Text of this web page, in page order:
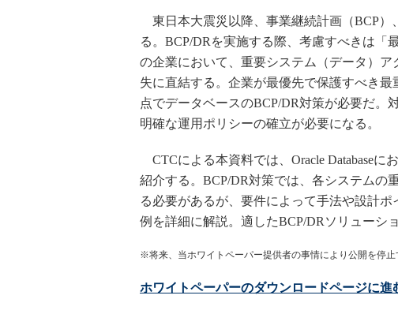
東日本大震災以降、事業継続計画（BCP）
る。BCP/DRを実施する際、考慮すべきは「
の企業において、重要システム（データ）
失に直結する。企業が最優先で保護すべき
点でデータベースのBCP/DR対策が必要だ。
明確な運用ポリシーの確立が必要になる。
CTCによる本資料では、Oracle Databaseに
紹介する。BCP/DR対策では、各システムの
る必要があるが、要件によって手法や設計
例を詳細に解説。適したBCP/DRソリューシ
※将来、当ホワイトペーパー提供者の事情により公開を停止
ホワイトペーパーのダウンロードページに進